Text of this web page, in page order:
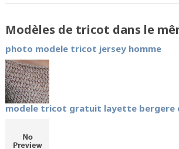
Modèles de tricot dans le
photo modele tricot jersey homme
modele tricot gratuit layette bergere